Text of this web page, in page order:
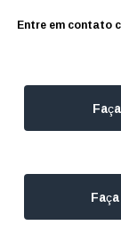
Entre em contato